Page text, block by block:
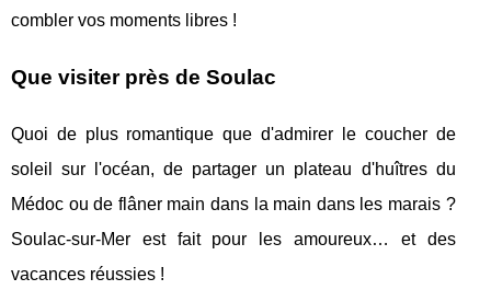
combler vos moments libres !
Que visiter près de Soulac
Quoi de plus romantique que d'admirer le coucher de
soleil sur l'océan, de partager un plateau d'huîtres du
Médoc ou de flâner main dans la main dans les marais ?
Soulac-sur-Mer est fait pour les amoureux… et des
vacances réussies !